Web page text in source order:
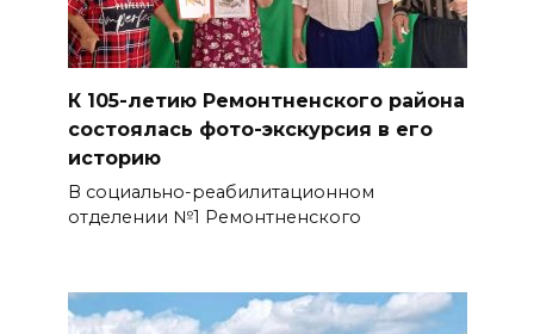
К 105-летию Ремонтненского района
состоялась фото-экскурсия в его
историю
В социально-реабилитационном
отделении №1 Ремонтненского